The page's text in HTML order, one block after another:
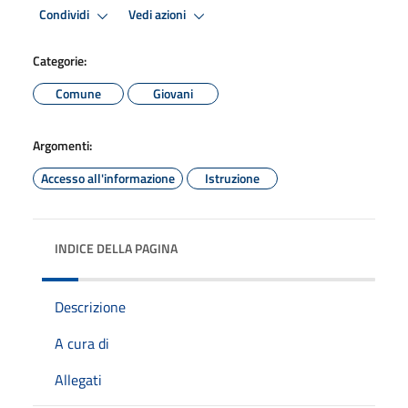
Condividi Vedi azioni
Categorie:
Comune
Giovani
Argomenti:
Accesso all'informazione
Istruzione
INDICE DELLA PAGINA
Descrizione
A cura di
Allegati